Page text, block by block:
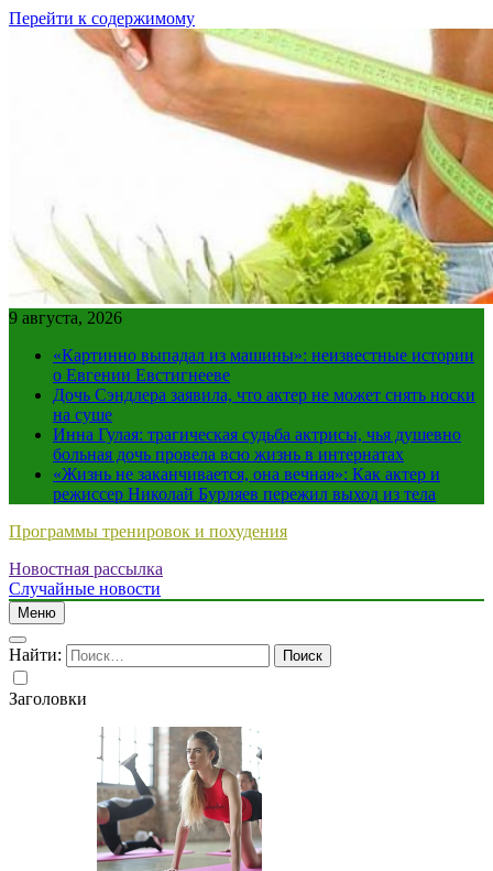
Перейти к содержимому
9 августа, 2026
«Картинно выпадал из машины»: неизвестные истории
о Евгении Евстигнееве
Дочь Сэндлера заявила, что актер не может снять носки
на суше
Инна Гулая: трагическая судьба актрисы, чья душевно
больная дочь провела всю жизнь в интернатах
«Жизнь не заканчивается, она вечная»: Как актер и
режиссер Николай Бурляев пережил выход из тела
Программы тренировок и похудения
Новостная рассылка
Случайные новости
Меню
Найти:
Заголовки